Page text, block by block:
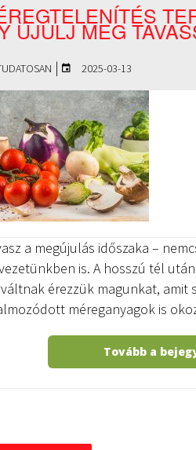
ÚJULJ MEG
| 2025-03-13
a megújulás időszaka –
is. A hosszú tél
érezzük magunkat, amit
méreganyagok is
Tovább a